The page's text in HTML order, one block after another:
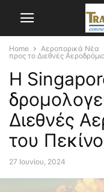
Home Αεροπορικά Νέα
προς το Διεθνές
Η
Διεθνές
του
27 Ιουνίου, 2024